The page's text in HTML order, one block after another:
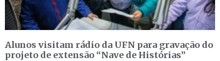
Alunos visitam rádio da UFN para gravação do
projeto de extensão “Nave de Histórias”